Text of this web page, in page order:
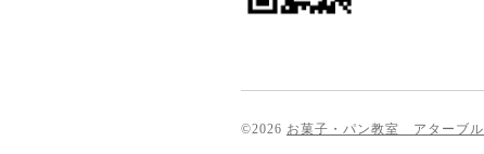
©2026 お菓子・パン教室 アターブル